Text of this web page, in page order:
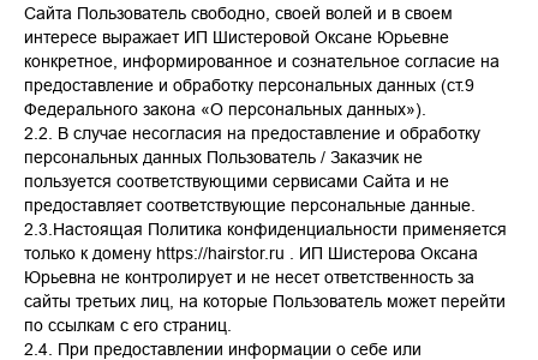
Сайта Пользователь свободно, своей волей и в своем
интересе выражает ИП Шистеровой Оксане Юрьевне
конкретное, информированное и сознательное согласие на
предоставление и обработку персональных данных (ст.9
Федерального закона «О персональных данных»).
2.2. В случае несогласия на предоставление и обработку
персональных данных Пользователь / Заказчик не
пользуется соответствующими сервисами Сайта и не
предоставляет соответствующие персональные данные.
2.3.Настоящая Политика конфиденциальности применяется
только к домену https://hairstor.ru . ИП Шистерова Оксана
Юрьевна не контролирует и не несет ответственность за
сайты третьих лиц, на которые Пользователь может перейти
по ссылкам с его страниц.
2.4. При предоставлении информации о себе или